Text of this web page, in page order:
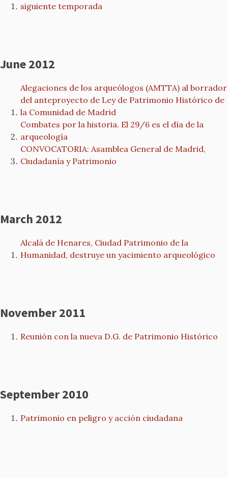
siguiente temporada
June 2012
Alegaciones de los arqueólogos (AMTTA) al borrador
del anteproyecto de Ley de Patrimonio Histórico de
la Comunidad de Madrid
Combates por la historia. El 29/6 es el día de la
arqueología
CONVOCATORIA: Asamblea General de Madrid,
Ciudadanía y Patrimonio
March 2012
Alcalá de Henares, Ciudad Patrimonio de la
Humanidad, destruye un yacimiento arqueológico
November 2011
Reunión con la nueva D.G. de Patrimonio Histórico
September 2010
Patrimonio en peligro y acción ciudadana